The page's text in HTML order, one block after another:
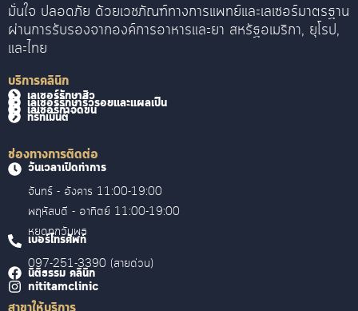
มั่นใจ ปลอดภัย ด้วยเวชภัณฑ์ทางการแพทย์และเลเซอร์มาตรฐาน
ผ่านการรับรองจากองค์การอาหารและยา สหรัฐอเมริกา, ยุโรป,
และไทย
บริการคลินิก
เลเซอร์รักษาสิว
เลเซอร์รักษาริ้วรอยและแผลเป็น
เลเซอร์กำจัดขน
ทรีทเม้นต์
ช่องทางการติดต่อ
วันเวลาเปิดทำการ
จันทร์ - อังคาร 11:00-19:00
พฤหัสบดี - อาทิตย์ 11:00-19:00
หยุดทุกวันพุธ
เบอร์โทรศัพท์
097-251-3390 (สายด่วน)
นิติธรรม คลินิก
nititamclinic